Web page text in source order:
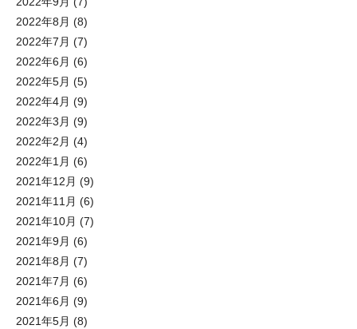
2022年8月 (8)
2022年7月 (7)
2022年6月 (6)
2022年5月 (5)
2022年4月 (9)
2022年3月 (9)
2022年2月 (4)
2022年1月 (6)
2021年12月 (9)
2021年11月 (6)
2021年10月 (7)
2021年9月 (6)
2021年8月 (7)
2021年7月 (6)
2021年6月 (9)
2021年5月 (8)